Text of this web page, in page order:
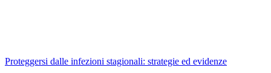
Proteggersi dalle infezioni stagionali: strategie ed evidenze